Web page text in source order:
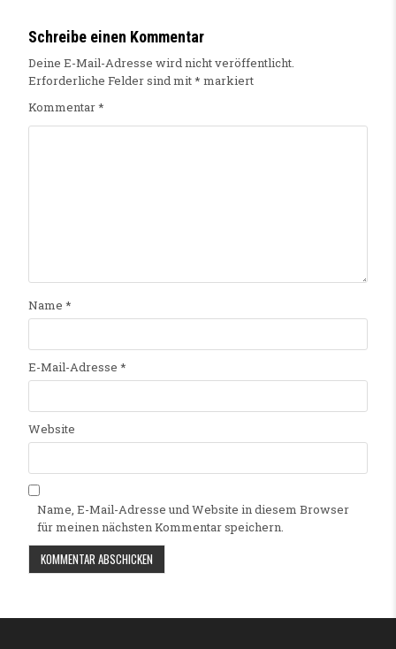
Schreibe einen Kommentar
Deine E-Mail-Adresse wird nicht veröffentlicht.
Erforderliche Felder sind mit* markiert
Kommentar*
Name *
E-Mail-Adresse *
Website
Name, E-Mail-Adresse und Website in diesem Browser
für meinen nächsten Kommentar speichern.